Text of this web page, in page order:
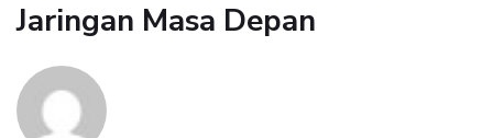
Jaringan Masa Depan